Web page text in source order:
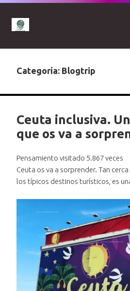
Categoría: Blogtrip
Ceuta inclusiva.
que os va a
Pensamiento visitado 5.867 veces
Ceuta os va a sorprender. Tan
los típicos destinos turísticos, es